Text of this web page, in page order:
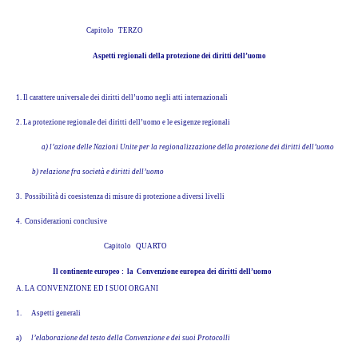
Capitolo TERZO
Aspetti regionali della protezione dei diritti dell’uomo
1. Il carattere universale dei diritti dell’uomo negli atti internazionali
2. La protezione regionale dei diritti dell’uomo e le esigenze regionali
a) l’azione delle Nazioni Unite per la regionalizzazione della protezione dei diritti dell’uomo
b) relazione fra società e diritti dell’uomo
3. Possibilità di coesistenza di misure di protezione a diversi livelli
4. Considerazioni conclusive
Capitolo QUARTO
Il continente europeo : la Convenzione europea dei diritti dell’uomo
A. LA CONVENZIONE ED I SUOI ORGANI
1. Aspetti generali
a) l’elaborazione del testo della Convenzione e dei suoi Protocolli